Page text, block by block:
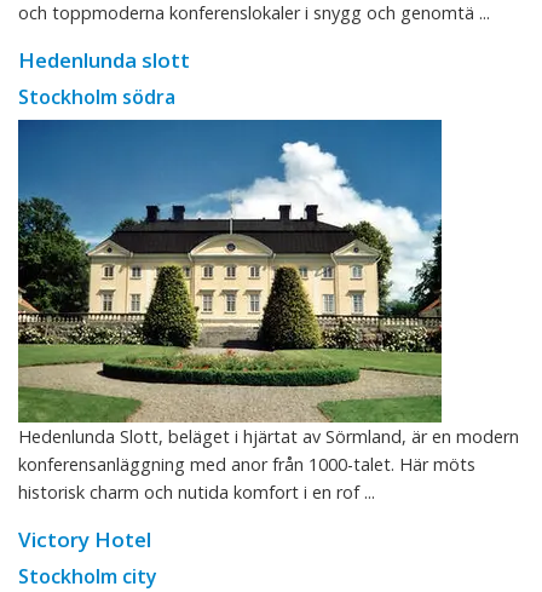
och toppmoderna konferenslokaler i snygg och genomtä ...
Hedenlunda slott
Stockholm södra
Hedenlunda Slott, beläget i hjärtat av Sörmland, är en modern
konferensanläggning med anor från 1000-talet. Här möts
historisk charm och nutida komfort i en rof ...
Victory Hotel
Stockholm city